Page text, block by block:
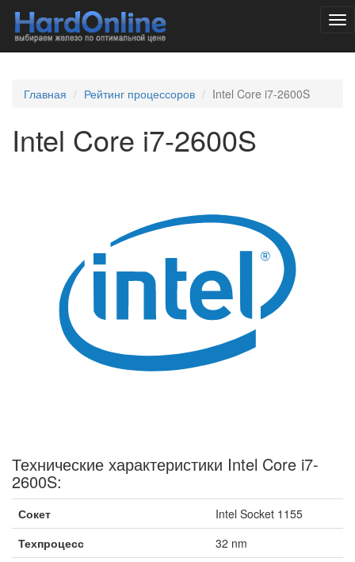
Главная Рейтинг процессоров Intel Core i7-2600S
Intel Core i7-2600S
Технические характеристики Intel Core i7-
2600S:
Сокет
Intel Socket 1155
Техпроцесс
32 nm